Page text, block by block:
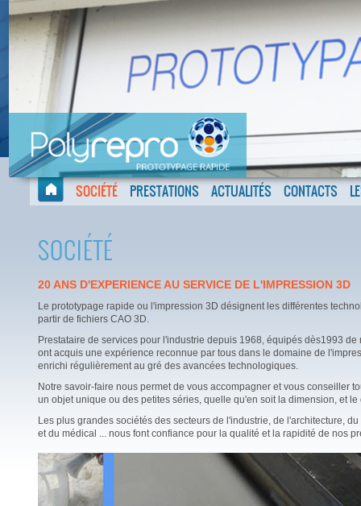
SOCIÉTÉ PRESTATIONS ACTUALITÉS CONTACTS
SOCIÉTÉ
20 ANS D'EXPERIENCE AU SERVICE DE L'IMPRESSION 3D
Le prototypage rapide ou l'impression 3D désignent les différentes
partir de fichiers CAO 3D.
Prestataire de services pour l'industrie depuis 1968, équipés dès1993
ont acquis une expérience reconnue par tous dans le domaine de
enrichi régulièrement au gré des avancées technologiques.
Notre savoir-faire nous permet de vous accompagner et vous conseiller
un objet unique ou des petites séries, quelle qu'en soit la dimension, et
Les plus grandes sociétés des secteurs de l'industrie, de l'architecture,
et du médical ... nous font confiance pour la qualité et la rapidité de nos